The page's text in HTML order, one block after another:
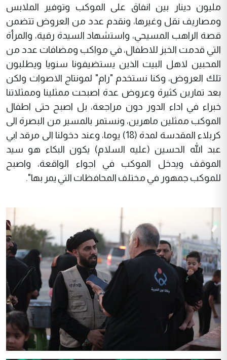
مليون دينار بين انفاق على الموكب وتوفير الملابس
ومصاريف نقل وغيرها، ونقدم عدد من العروض تتضمن
قصة الراهب المسيحي، واستشهاد السيدة رقية، والمرأة
التي قدمت الخبز للاطفال، في مواكب ومضافات عدد من
المحبين لاهل البيت الذين يستضيفونا سنويا ويطلبون
تلك العروض، وكنا نستخدم "رام" لمونتاج الاصوات ولكن
بعد تمارين كثيرة وعروض عدة اصبحت ممثلينا وممثلاتنا
خبراء في اداء الدور دون مراجعة، بل اصبح حتى اطفال
الموكب ممثلين ماهرين، ونستمر بالمسير من البصرة الى
كربلاء المقدسة لمدة (18) يوما، وعند دخولنا الى مرقد ابي
عبد الله الحسين (عليه السلام) يكون البكاء هو سيد
الموقف ويدخل الموكب في اجواء الواقعة، واصبح
للموكب جمهور في مختلف المحافظات التي يمر بها".